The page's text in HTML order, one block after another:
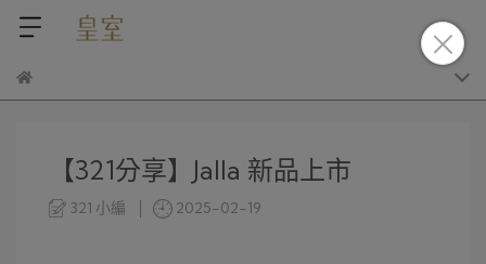
【321分享】Jalla 新品上市
321 小編 2025-02-19